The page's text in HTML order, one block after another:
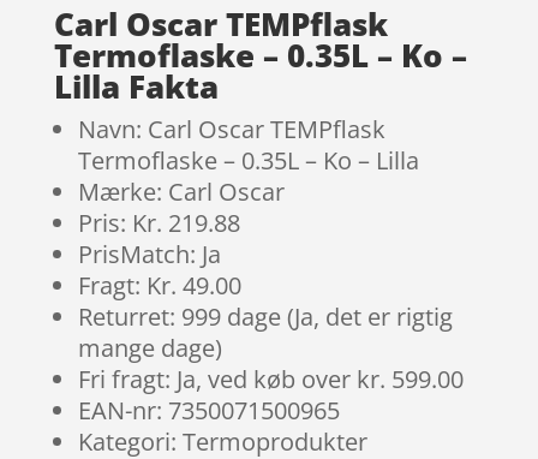
Carl Oscar TEMPflask
Termoflaske – 0.35L – Ko –
Lilla Fakta
Navn: Carl Oscar TEMPflask
Termoflaske – 0.35L – Ko – Lilla
Mærke: Carl Oscar
Pris: Kr. 219.88
PrisMatch: Ja
Fragt: Kr. 49.00
Returret: 999 dage (Ja, det er rigtig
mange dage)
Fri fragt: Ja, ved køb over kr. 599.00
EAN-nr: 7350071500965
Kategori: Termoprodukter